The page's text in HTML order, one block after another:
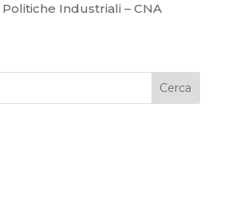
Industriali – CNA